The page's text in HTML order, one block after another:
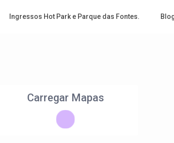
Ingressos Hot Park e Parque das Fontes.
Carregar Mapas